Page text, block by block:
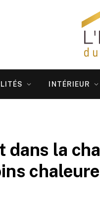
INTÉRIEUR
la